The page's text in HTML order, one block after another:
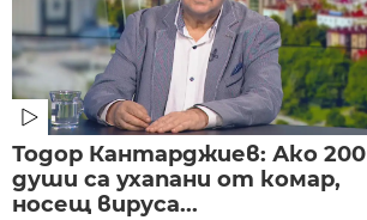
Тодор Кантарджиев: Ако 200
души са ухапани от комар,
носещ вируса...